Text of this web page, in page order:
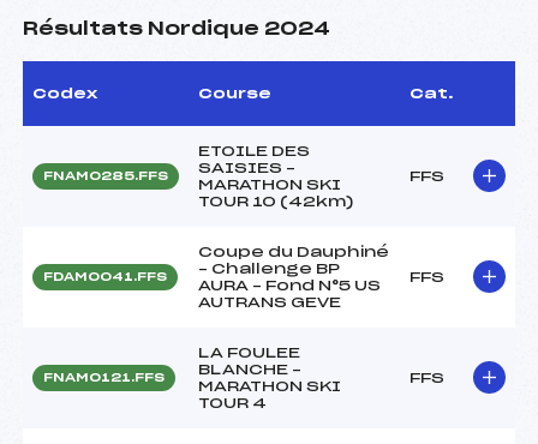
Résultats Nordique 2024
Codex Course Cat.
FNAM0285.FFS
ETOILE DES
SAISIES –
MARATHON SKI
TOUR 10 (42km)
FFS
FDAM0041.FFS
Coupe du Dauphiné
– Challenge BP
AURA – Fond N°5 US
AUTRANS GEVE
FFS
FNAM0121.FFS
LA FOULEE
BLANCHE –
MARATHON SKI
TOUR 4
FFS